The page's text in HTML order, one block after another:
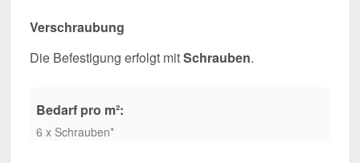
Verschraubung
Die Befestigung erfolgt mitSchrauben.
Bedarf pro m²:
6 x Schrauben*